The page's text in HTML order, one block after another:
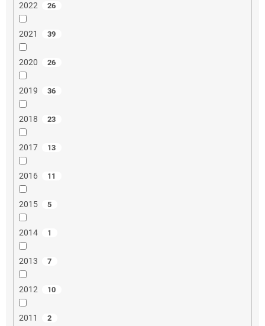
2022 26
2021 39
2020 26
2019 36
2018 23
2017 13
2016 11
2015 5
2014 1
2013 7
2012 10
2011 2